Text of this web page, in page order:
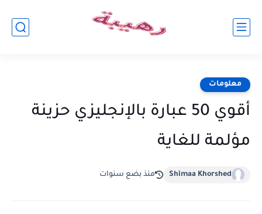
معلومات
أقوي 50 عبارة بالإنجليزي حزينة
مؤلمة للغاية
Shimaa Khorshed منذ بضع سنوات